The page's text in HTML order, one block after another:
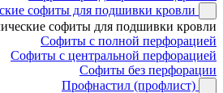
софиты для подшивки кровли
софиты для подшивки кровли
Софиты с полной перфорацией
Софиты с центральной перфорацией
Софиты без перфорации
Профнастил (профлист)